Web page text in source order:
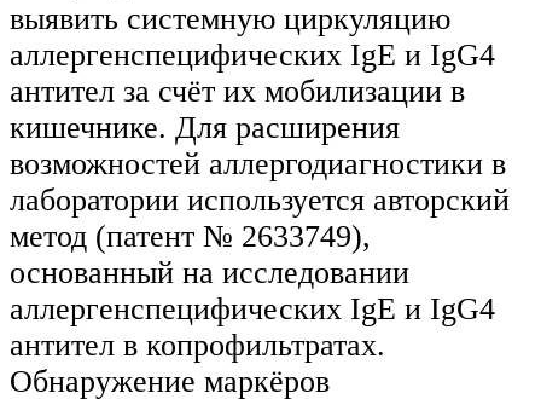
выявить системную циркуляцию
аллергенспецифических IgE и IgG4
антител за счёт их мобилизации в
кишечнике. Для расширения
возможностей аллергодиагностики в
лаборатории используется авторский
метод (патент № 2633749),
основанный на исследовании
аллергенспецифических IgE и IgG4
антител в копрофильтратах.
Обнаружение маркёров